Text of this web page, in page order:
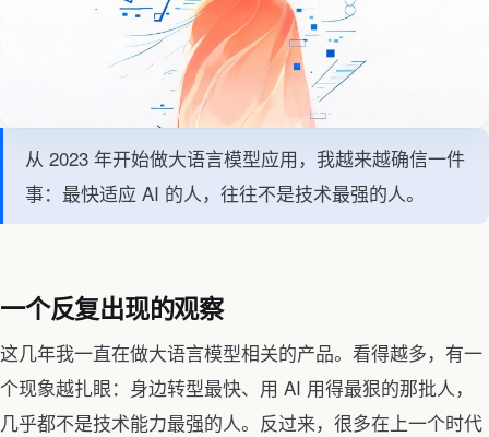
从 2023 年开始做大语言模型应用，我越来越确信一件
事：最快适应 AI 的人，往往不是技术最强的人。
一个反复出现的观察
这几年我一直在做大语言模型相关的产品。看得越多，有一
个现象越扎眼：身边转型最快、用 AI 用得最狠的那批人，
几乎都不是技术能力最强的人。反过来，很多在上一个时代